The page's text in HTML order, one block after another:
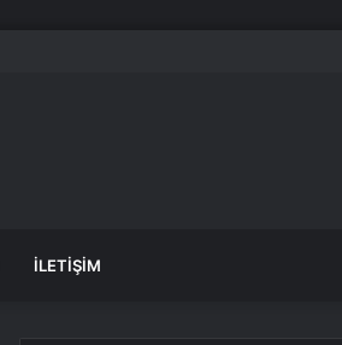
İLETIŞIM